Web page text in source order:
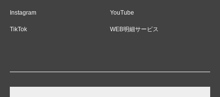
Instagram YouTube
TikTok WEB明細サービス